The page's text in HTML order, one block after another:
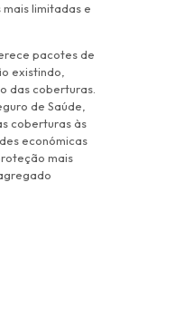
limitadas e
pacotes de
existindo,
das coberturas.
de Saúde,
coberturas às
económicas
mais